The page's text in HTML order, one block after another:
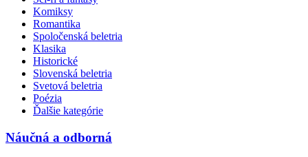
Komiksy
Romantika
Spoločenská beletria
Klasika
Historické
Slovenská beletria
Svetová beletria
Poézia
Ďalšie kategórie
Náučná a odborná